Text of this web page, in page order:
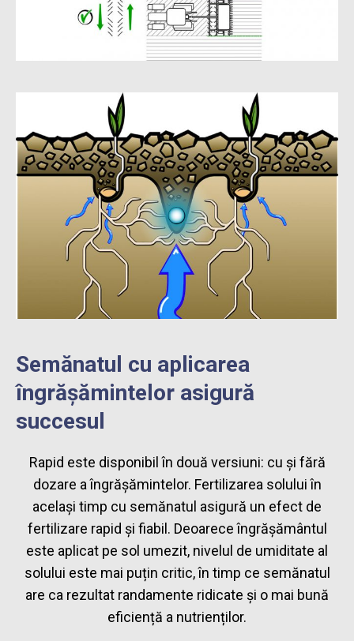
Semănatul cu aplicarea
îngrășămintelor asigură
succesul
Rapid este disponibil în două versiuni: cu și fără
dozare a îngrășămintelor. Fertilizarea solului în
același timp cu semănatul asigură un efect de
fertilizare rapid și fiabil. Deoarece îngrășământul
este aplicat pe sol umezit, nivelul de umiditate al
solului este mai puțin critic, în timp ce semănatul
are ca rezultat randamente ridicate și o mai bună
eficiență a nutrienților.